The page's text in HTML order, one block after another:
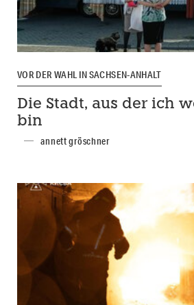
VOR DER WAHL IN SACHSEN-ANHALT
Die Stadt, aus der ich
bin
annett gröschner